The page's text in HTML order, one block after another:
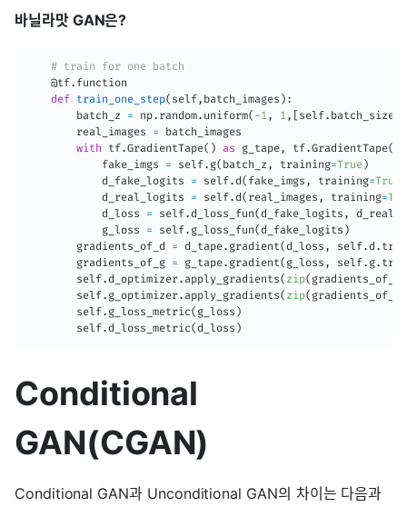
바닐라맛 GAN은?
# train for one batch
@tf. function
def train_one_step( self, batch_images ) :
        batch_z
= np. random. uniform( -1, 1, self. batch_size
        real_images
= batch_images
with tf.GradientTape( ) as g_tape, tf.GradientTape(
            fake_imgs
= self. g( batch_z , training=True )
            d_fake_logits
= self.d ( fake_imgs , training=True
            d_real_logits
= self.d ( real_images , training=
            d_loss
= self.d_loss_fun(d_fake_logits ,
            g_loss
= self. g_loss_fun(d_fake_logits )
        gradients_of_d
= d_tape. gradient(d_loss , self.d .
        gradients_of_g
= g_tape. gradient( g_loss , self. g.
        self
.d_optimizer.apply_gradients( zip( gradients_of_d
        self
. g_optimizer.apply_gradients( zip( gradients_of_g
        self
. g_loss_metric( g_loss )
        self
.d_loss_metric(d_loss )
Conditional
GAN(CGAN)
Conditional GAN과 Unconditional GAN의 차이는 다음과